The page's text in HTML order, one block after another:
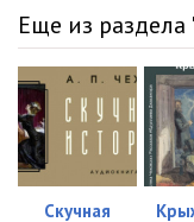
Еще из раздела
Скучная